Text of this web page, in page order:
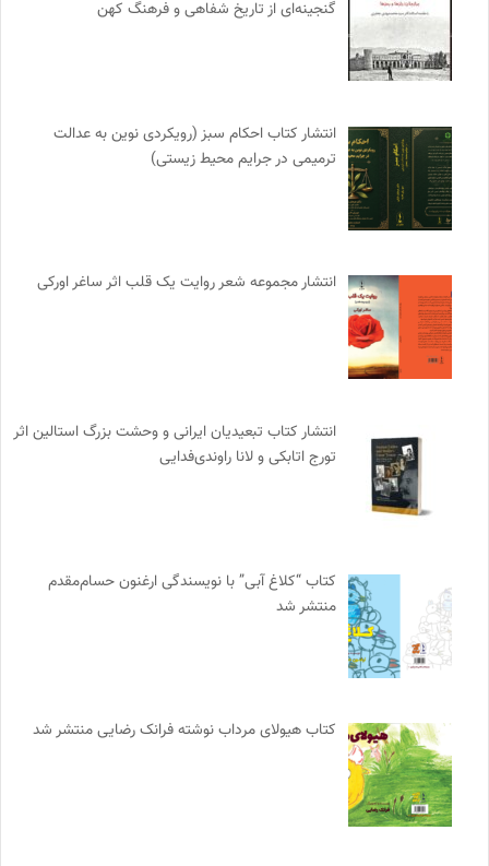
گنجینه‌ای از تاریخ شفاهی و فرهنگ کهن
انتشار کتاب احکام سبز (رویکردی نوین به عدالت
ترمیمی در جرایم محیط‌ زیستی)
انتشار مجموعه شعر روایت یک قلب اثر ساغر اورکی
انتشار کتاب تبعیدیان ایرانی و وحشت بزرگ استالین اثر
تورج اتابکی و لانا راوندی‌فدایی
کتاب “کلاغ آبی” با نویسندگی ارغنون حسام‌مقدم
منتشر شد
کتاب هیولای مرداب نوشته فرانک رضایی منتشر شد